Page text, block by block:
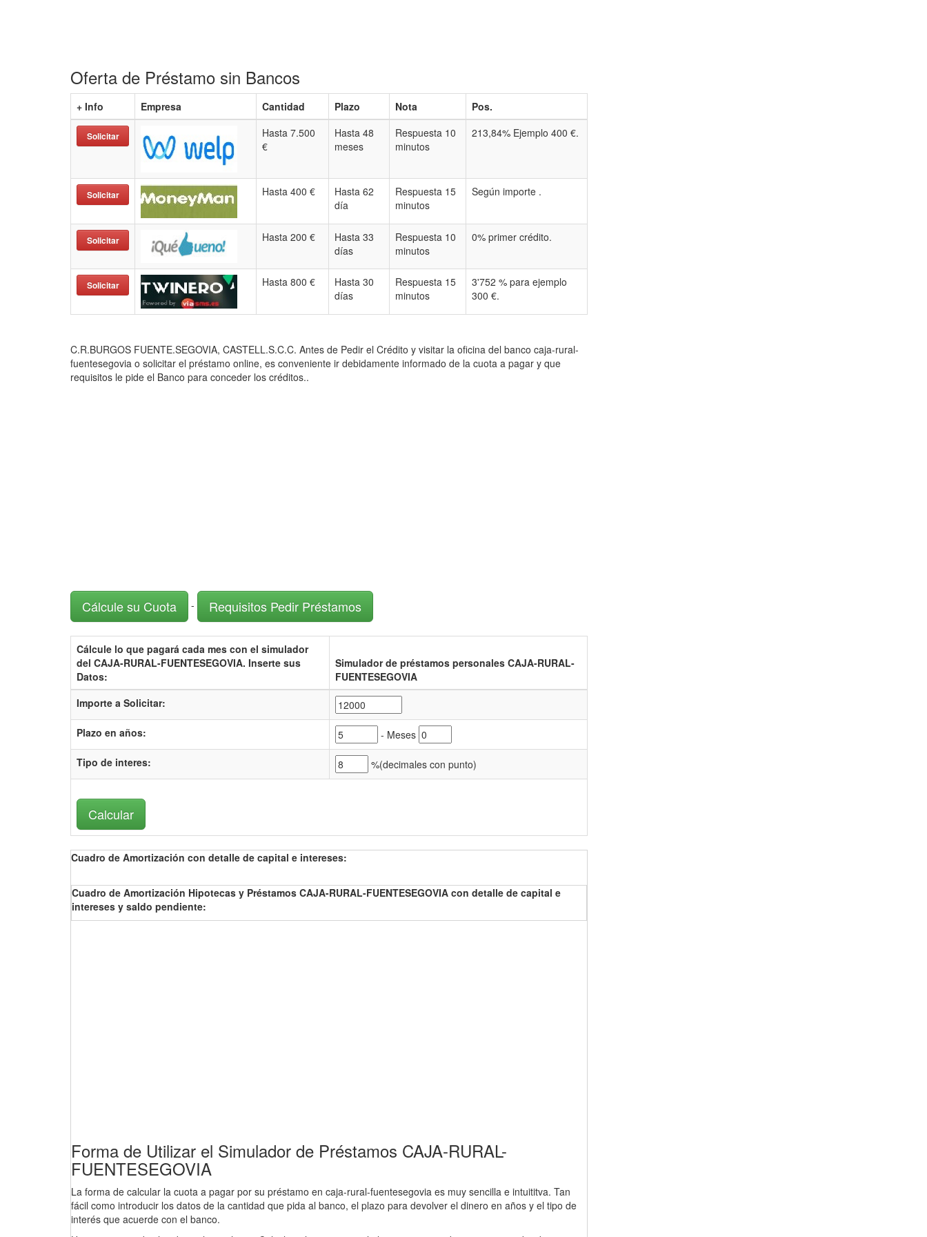
Oferta de Préstamo sin Bancos
+ Info Empresa Cantidad Plazo Nota Pos.
Solicitar
Hasta 7.500
€
Hasta 48
meses
Respuesta 10
minutos
213,84% Ejemplo 400 €.
Solicitar Hasta 400 €
Hasta 62
día
Respuesta 15
minutos
Según importe .
Solicitar Hasta 200 €
Hasta 33
días
Respuesta 10
minutos
0% primer crédito.
Solicitar Hasta 800 €
Hasta 30
días
Respuesta 15
minutos
3'752 % para ejemplo
300 €.
C.R.BURGOS FUENTE.SEGOVIA, CASTELL.S.C.C. Antes de Pedir el Crédito y visitar la oficina del banco caja-rural-
fuentesegovia o solicitar el préstamo online, es conveniente ir debidamente informado de la cuota a pagar y que
requisitos le pide el Banco para conceder los créditos..
Cálcule su Cuota - Requisitos Pedir Préstamos
Cálcule lo que pagará cada mes con el simulador
del CAJA-RURAL-FUENTESEGOVIA. Inserte sus
Datos:
Simulador de préstamos personales CAJA-RURAL-
FUENTESEGOVIA
Importe a Solicitar:
Plazo en años:
- Meses
Tipo de interes: %(decimales con punto)
Cuadro de Amortización con detalle de capital e intereses:
Cuadro de Amortización Hipotecas y Préstamos CAJA-RURAL-FUENTESEGOVIA con detalle de capital e
intereses y saldo pendiente:
Forma de Utilizar el Simulador de Préstamos CAJA-RURAL-
FUENTESEGOVIA
La forma de calcular la cuota a pagar por su préstamo en caja-rural-fuentesegovia es muy sencilla e intuititva. Tan
fácil como introducir los datos de la cantidad que pida al banco, el plazo para devolver el dinero en años y el tipo de
interés que acuerde con el banco.